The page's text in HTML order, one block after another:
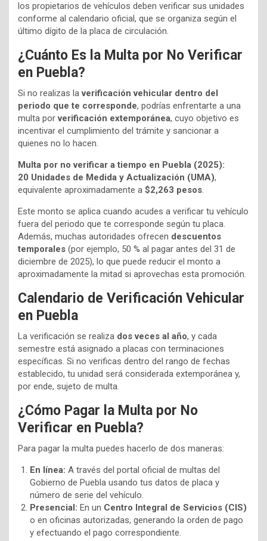
los propietarios de vehículos deben verificar sus unidades
conforme al calendario oficial, que se organiza según el
último dígito de la placa de circulación.
¿Cuánto Es la Multa por No Verificar
en Puebla?
Si no realizas laverificación vehicular dentro del
periodo que te corresponde, podrías enfrentarte a una
multa porverificación extemporánea, cuyo objetivo es
incentivar el cumplimiento del trámite y sancionar a
quienes no lo hacen.
Multa por no verificar a tiempo en Puebla (2025):
20 Unidades de Medida y Actualización (UMA),
equivalente aproximadamente a $2,263 pesos.
Este monto se aplica cuando acudes a verificar tu vehículo
fuera del periodo que te corresponde según tu placa.
Además, muchas autoridades ofrecen descuentos
temporales (por ejemplo, 50 % al pagar antes del 31 de
diciembre de 2025), lo que puede reducir el monto a
aproximadamente la mitad si aprovechas esta promoción.
Calendario de Verificación Vehicular
en Puebla
La verificación se realiza dos veces al año, y cada
semestre está asignado a placas con terminaciones
específicas. Si no verificas dentro del rango de fechas
establecido, tu unidad será considerada extemporánea y,
por ende, sujeto de multa.
¿Cómo Pagar la Multa por No
Verificar en Puebla?
Para pagar la multa puedes hacerlo de dos maneras:
En línea: A través del portal oficial de multas del
Gobierno de Puebla usando tus datos de placa y
número de serie del vehículo.
Presencial: En un Centro Integral de Servicios (CIS)
o en oficinas autorizadas, generando la orden de pago
y efectuando el pago correspondiente.